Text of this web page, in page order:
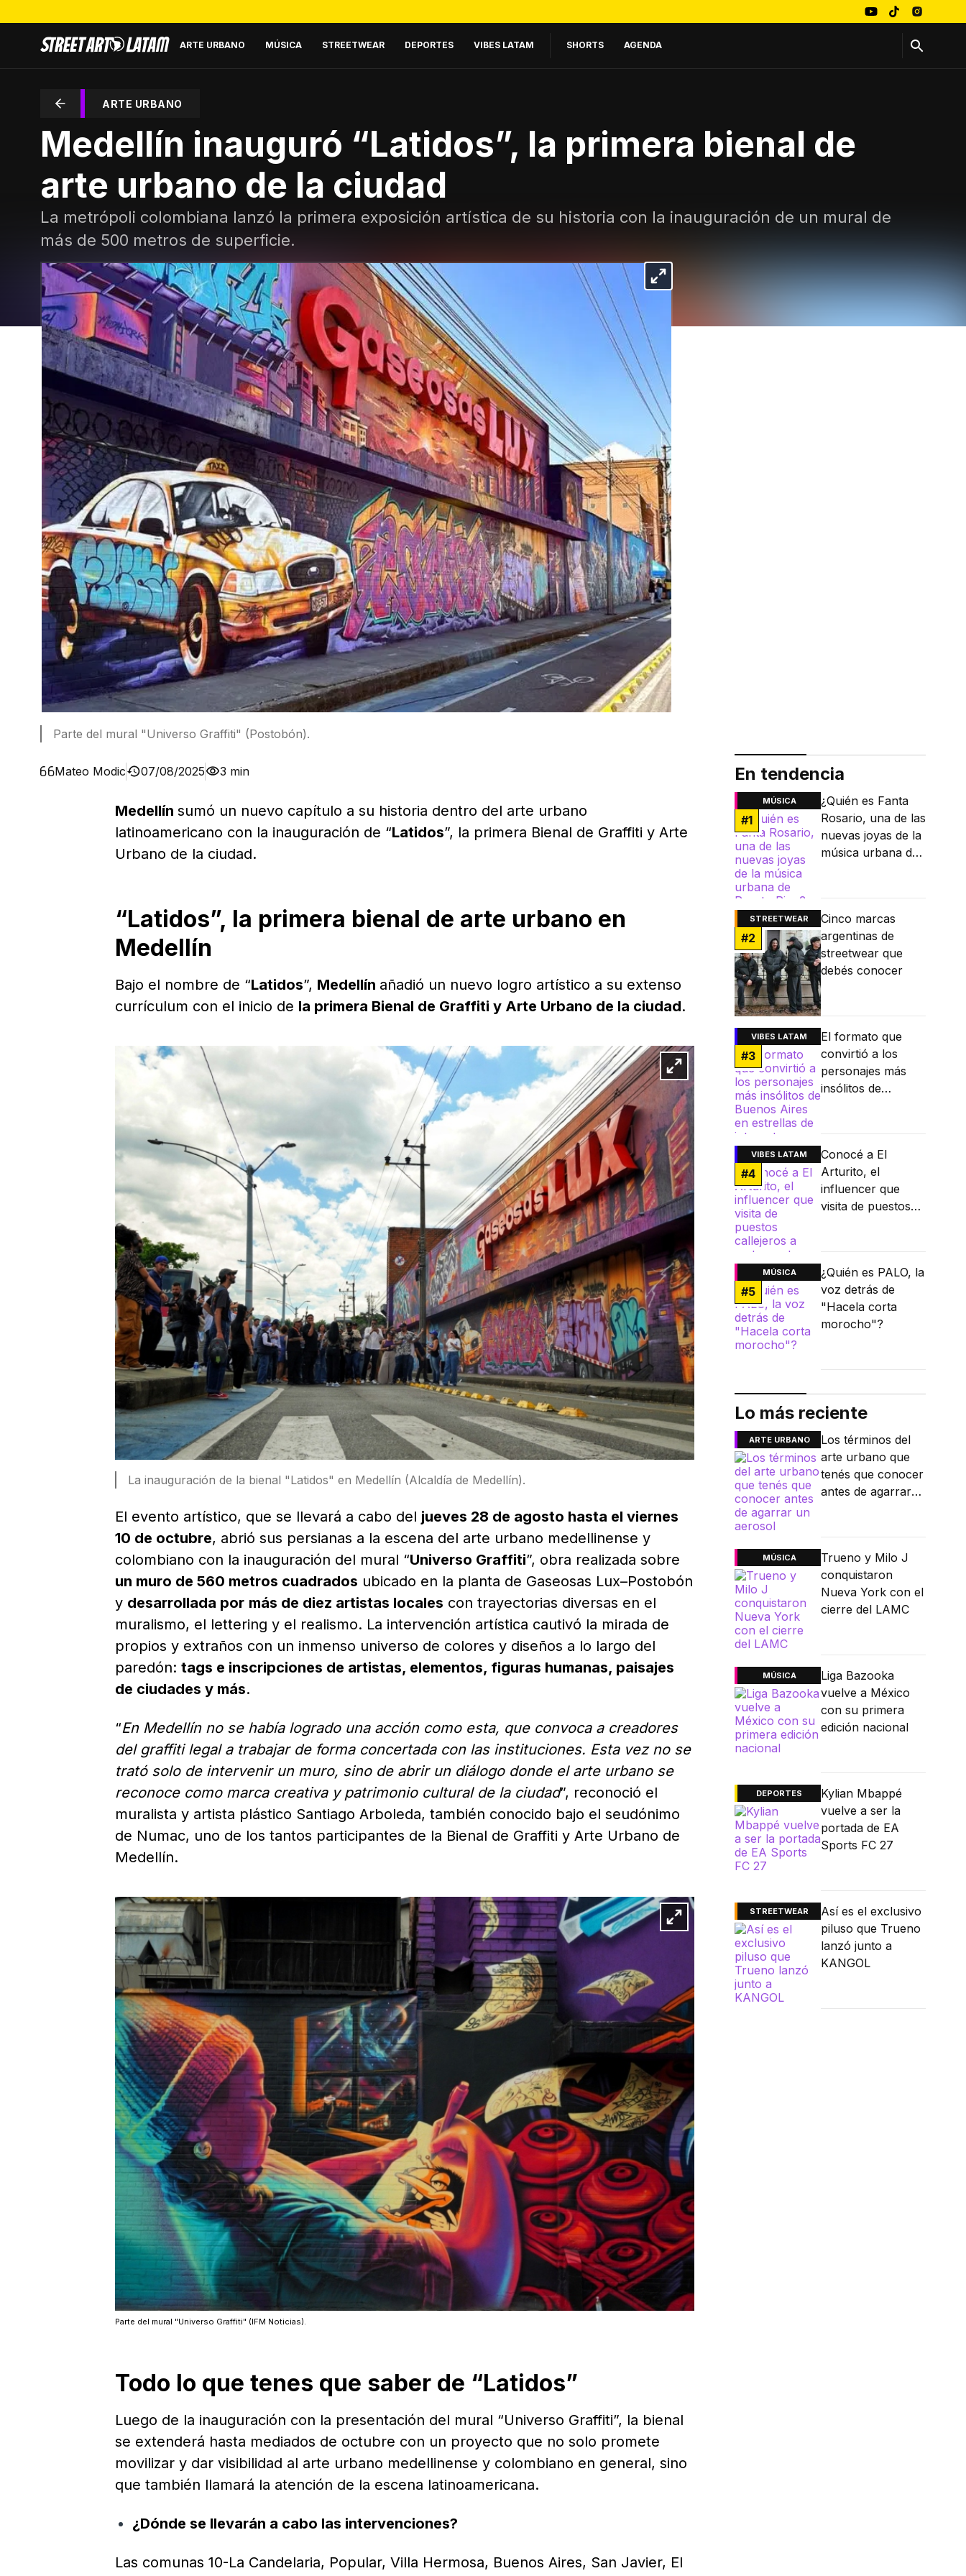
ARTE URBANO MÚSICA STREETWEAR DEPORTES VIBES LATAM SHORTS AGENDA
ARTE URBANO
Medellín inauguró “Latidos”, la primera bienal de
arte urbano de la ciudad
La metrópoli colombiana lanzó la primera exposición artística de su historia con la inauguración de un mural de
más de 500 metros de superficie.
Parte del mural "Universo Graffiti" (Postobón).
Mateo Modic 07/08/2025 3 min
Medellín sumó un nuevo capítulo a su historia dentro del arte urbano
latinoamericano con la inauguración de “Latidos”, la primera Bienal de Graffiti y Arte
Urbano de la ciudad.
“Latidos”, la primera bienal de arte urbano en
Medellín
Bajo el nombre de “Latidos”, Medellín añadió un nuevo logro artístico a su extenso
currículum con el inicio de la primera Bienal de Graffiti y Arte Urbano de la ciudad.
La inauguración de la bienal "Latidos" en Medellín (Alcaldía de Medellín).
El evento artístico, que se llevará a cabo del jueves 28 de agosto hasta el viernes
10 de octubre, abrió sus persianas a la escena del arte urbano medellinense y
colombiano con la inauguración del mural “Universo Graffiti”, obra realizada sobre
un muro de 560 metros cuadrados ubicado en la planta de Gaseosas Lux–Postobón
y desarrollada por más de diez artistas locales con trayectorias diversas en el
muralismo, el lettering y el realismo. La intervención artística cautivó la mirada de
propios y extraños con un inmenso universo de colores y diseños a lo largo del
paredón: tags e inscripciones de artistas, elementos, figuras humanas, paisajes
de ciudades y más.
“En Medellín no se había logrado una acción como esta, que convoca a creadores
del graffiti legal a trabajar de forma concertada con las instituciones. Esta vez no se
trató solo de intervenir un muro, sino de abrir un diálogo donde el arte urbano se
reconoce como marca creativa y patrimonio cultural de la ciudad”, reconoció el
muralista y artista plástico Santiago Arboleda, también conocido bajo el seudónimo
de Numac, uno de los tantos participantes de la Bienal de Graffiti y Arte Urbano de
Medellín.
Parte del mural "Universo Graffiti" (IFM Noticias).
Todo lo que tenes que saber de “Latidos”
Luego de la inauguración con la presentación del mural “Universo Graffiti”, la bienal
se extenderá hasta mediados de octubre con un proyecto que no solo promete
movilizar y dar visibilidad al arte urbano medellinense y colombiano en general, sino
que también llamará la atención de la escena latinoamericana.
¿Dónde se llevarán a cabo las intervenciones?
Las comunas 10-La Candelaria, Popular, Villa Hermosa, Buenos Aires, San Javier, El
En tendencia
MÚSICA
#1
¿Quién es Fanta
Rosario, una de las
nuevas joyas de la
música urbana de
STREETWEAR
#2
Cinco marcas
argentinas de
streetwear que
debés conocer
VIBES LATAM
#3
El formato que
convirtió a los
personajes más
insólitos de
VIBES LATAM
#4
Conocé a El
Arturito, el
influencer que
visita de puestos
MÚSICA
#5
¿Quién es PALO, la
voz detrás de
"Hacela corta
morocho"?
Lo más reciente
ARTE URBANO
Los términos del
arte urbano que
tenés que conocer
antes de agarrar
MÚSICA
Trueno y Milo J
conquistaron
Nueva York con el
cierre del LAMC
MÚSICA
Liga Bazooka
vuelve a México
con su primera
edición nacional
DEPORTES
Kylian Mbappé
vuelve a ser la
portada de EA
Sports FC 27
STREETWEAR
Así es el exclusivo
piluso que Trueno
lanzó junto a
KANGOL